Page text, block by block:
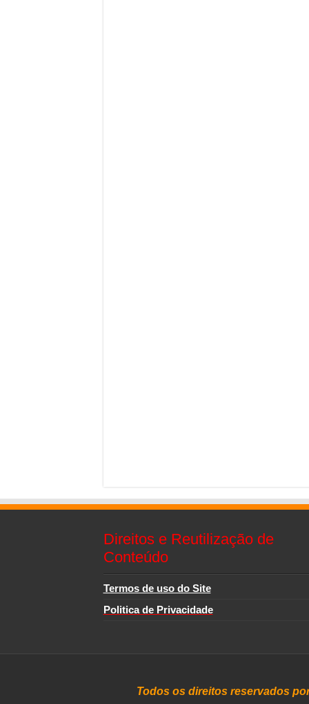
Direitos e Reutilização de
Conteúdo
Termos de uso do Site
Politica de Privacidade
Todos os direitos reservados